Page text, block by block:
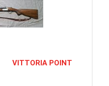
VITTORIA POINT